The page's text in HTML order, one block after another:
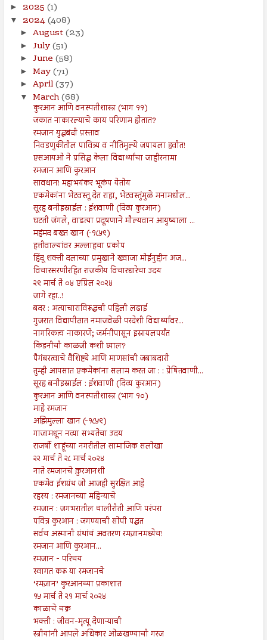
► 2025 (1)
▼ 2024(408)
► August(23)
► July(51)
► June (58)
► May(71)
► April(37)
▼ March(68)
कुरआन आणि वनस्पतीशास्त्र (भाग ११)
जकात नाकारल्याचे काय परिणाम होतात?
रमजान युद्धबंदी प्रस्ताव
निवडणुकीतील पावित्र्य व नीतिमुल्ये जपायला हवीत!
एसआयओ ने प्रसिद्ध केला विद्यार्थ्यांचा जाहीरनामा
रमजान आणि कुरआन
सावधान! महाभयंकर भूकंप येतोय
एकमेकांना भेटवस्तू देत राहा, भेटवस्तुंमुळे मनामधील...
सूरह बनीइस्राईल : ईशवाणी (दिव्य कुरआन)
घटती जंगले, वाढत्या प्रदूषणाने मौल्यवान आयुष्याला ...
महंमद बख्त खान (-१८५९)
हत्तीवाल्यांवर अल्लाहचा प्रकोप
हिंदू शक्ती दलाच्या प्रमुखाने ख्वाजा मोईनुद्दीन अज...
विचारसरणीरहित राजकीय विचारधारेचा उदय
२९ मार्च ते ०४ एप्रिल २०२४
जागे रहा..!
बदर : अत्याचाराविरूद्धची पहिली लढाई
गुजरात विद्यापीठात नमाजवेळी परदेशी विद्यार्थ्यांवर...
नागरिकत्व नाकारणे; जर्मनीपासून इस्रायलपर्यंत
किडनीची काळजी कशी घ्याल?
पैगंबरत्वाचे वैशिष्ट्ये आणि माणसांची जबाबदारी
तुम्ही आपसात एकमेकांना सलाम करत जा : : प्रेषितवाणी...
सूरह बनीइस्राईल : ईशवाणी (दिव्य कुरआन)
कुरआन आणि वनस्पतीशास्त्र (भाग १०)
माहे रमजान
अझिमुल्ला खान (-१८५९)
गाजामधून नव्या सभ्यतेचा उदय
राजर्षी शाहूंच्या नगरीतील सामाजिक सलोखा
२२ मार्च ते २८ मार्च २०२४
नाते रमजानचे क़ुरआनशी
एकमेव ईशग्रंथ जो आजही सुरक्षित आहे
रहस्य : रमजानच्या महिन्याचे
रमजान : जगभरातील चालीरीती आणि परंपरा
पवित्र कुरआन : जगण्याची सोपी पद्धत
सर्वच अस्मानी ग्रंथांचं अवतरण रमज़ानमध्येच!
रमजान आणि कुरआन...
रमजान - परिचय
स्वागत करू या रमजानचे
‘रमज़ान’ कुरआनच्या प्रकाशात
१५ मार्च ते २१ मार्च २०२४
काळाचे चक्र
भक्ती : जीवन-मृत्यू देणाऱ्याची
स्त्रीयांनी आपले अधिकार ओळखण्याची गरज